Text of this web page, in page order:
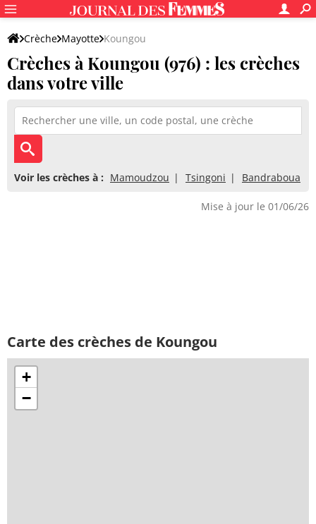
Crèche Mayotte Koungou
Crèches à Koungou (976) : les crèches
dans votre ville
Voir les crèches à : Mamoudzou Tsingoni Bandraboua
Mise à jour le 01/06/26
Carte des crèches de Koungou
+
−